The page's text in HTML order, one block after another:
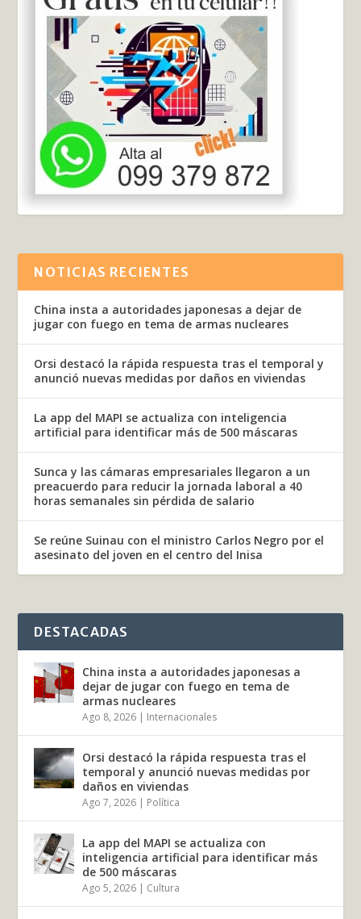
NOTICIAS RECIENTES
China insta a autoridades japonesas a dejar de
jugar con fuego en tema de armas nucleares
Orsi destacó la rápida respuesta tras el temporal y
anunció nuevas medidas por daños en viviendas
La app del MAPI se actualiza con inteligencia
artificial para identificar más de 500 máscaras
Sunca y las cámaras empresariales llegaron a un
preacuerdo para reducir la jornada laboral a 40
horas semanales sin pérdida de salario
Se reúne Suinau con el ministro Carlos Negro por el
asesinato del joven en el centro del Inisa
DESTACADAS
China insta a autoridades japonesas a
dejar de jugar con fuego en tema de
armas nucleares
Ago 8, 2026 | Internacionales
Orsi destacó la rápida respuesta tras el
temporal y anunció nuevas medidas por
daños en viviendas
Ago 7, 2026 | Política
La app del MAPI se actualiza con
inteligencia artificial para identificar más
de 500 máscaras
Ago 5, 2026 | Cultura